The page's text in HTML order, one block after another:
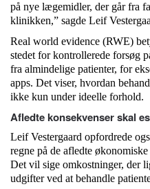
på nye lægemidler, der går fra
klinikken,” sagde Leif
Real world evidence (RWE)
stedet for kontrollerede forsøg
fra almindelige patienter, for
apps. Det viser, hvordan
ikke kun under ideelle forhold.
Afledte konsekvenser skal
Leif Vestergaard opfordrede
regne på de afledte
Det vil sige omkostninger, der
udgifter ved at behandle